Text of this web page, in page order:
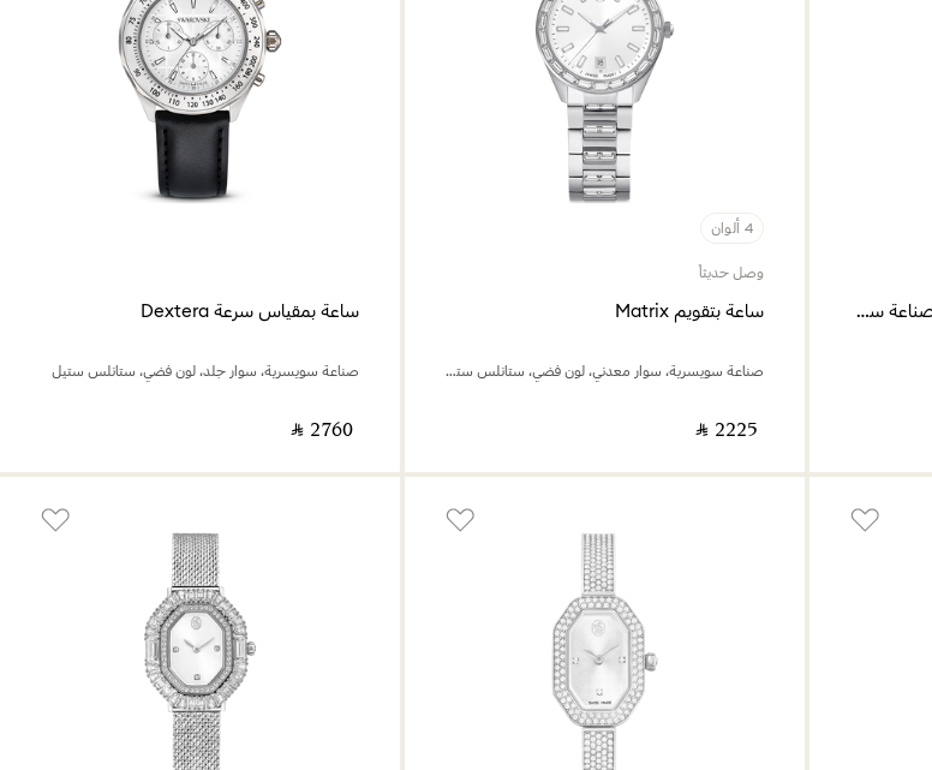
ساعة تنس بسبعة روابط Matrix صناعة سويسرية
4 ألوان
وصل حديثاً
ساعة بتقويم Matrix
صناعة سويسرية، سوار معدني، لون فضي، ستانلس ستيل
‎ ⃁ ⁦2225⁩ ‎
ساعة بمقياس سرعة Dextera
صناعة سويسرية، سوار جلد، لون فضي، ستانلس ستيل
‎ ⃁ ⁦2760⁩ ‎